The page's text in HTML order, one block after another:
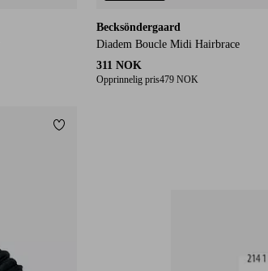
Becksöndergaard
Diadem Boucle Midi Hairbrace
311 NOK
Opprinnelig pris479 NOK
Legg til favoritter